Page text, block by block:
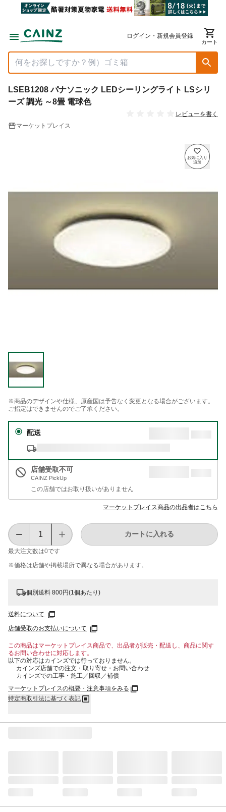
ログイン・新規会員登録
カート
LSEB1208 パナソニック LEDシーリングライト LSシリ
ーズ 調光 ～8畳 電球色
レビューを書く
マーケットプレイス
※商品のデザインや仕様、原産国は予告なく変更となる場合がございます。
ご指定はできませんのでご了承ください。
配送
店舗受取不可
CAINZ PickUp
この店舗ではお取り扱いがありません
マーケットプレイス商品の出品者はこちら
最大注文数は0です
カートに入れる
※価格は​店舗や​掲載場所で​異なる​場合が​あります。
個別送料 800円(1個あたり)
送料について
店舗受取のお支払いについて
この商品はマーケットプレイス商品で、出品者が販売・配送し、商品に関す
るお問い合わせに対応します。
以下の対応はカインズでは行っておりません。
カインズ店舗での注文・取り寄せ・お問い合わせ
カインズでの工事・施工／回収／補償
マーケットプレイスの概要・注意事項をみる
特定商取引法に基づく表記